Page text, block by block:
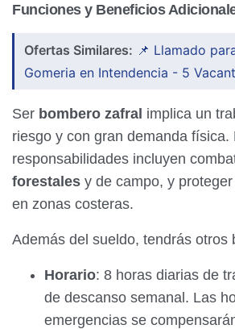
Funciones y Beneficios
Ofertas Similares: 📌 Llamado
Gomeria en Intendencia - 5
Ser bombero zafral implica un
riesgo y con gran demanda física.
responsabilidades incluyen
forestales y de campo, y
en zonas costeras.
Además del sueldo, tendrás otros
Horario: 8 horas diarias de
de descanso semanal. Las
emergencias se